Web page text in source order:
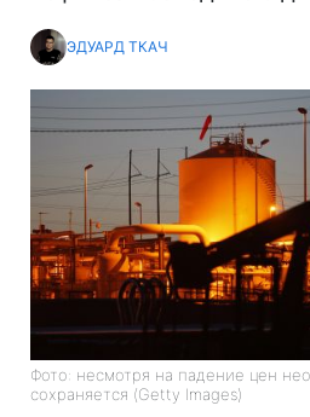
ЭДУАРД ТКАЧ
Фото: несмотря на падение цен
сохраняется (Getty Images)